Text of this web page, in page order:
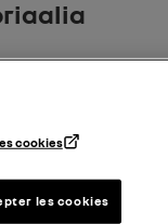
cookies
les cookies